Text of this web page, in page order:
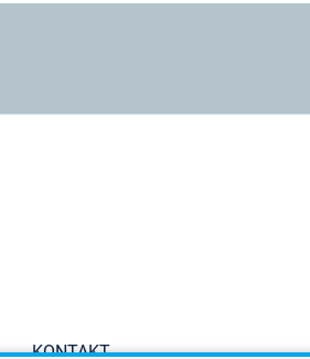
KONTAKT